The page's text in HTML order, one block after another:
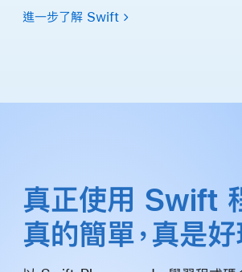
進一步了解 Swift
真正使用 Swift
真的簡單，真是好